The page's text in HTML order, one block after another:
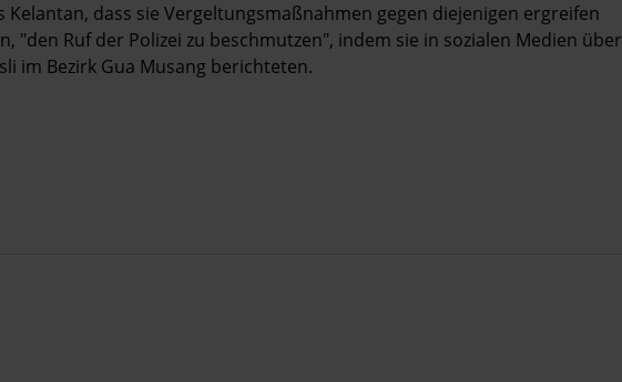
Kelantan, dass sie Vergeltungsmaßnahmen gegen diejenigen ergreifen
"den Ruf der Polizei zu beschmutzen", indem sie in sozialen Medien über
im Bezirk Gua Musang berichteten.